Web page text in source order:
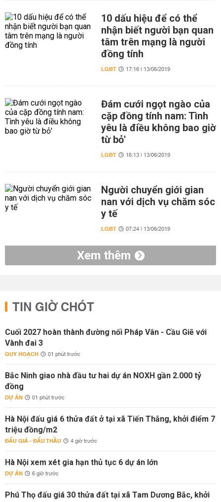
10 dấu hiệu để có thể
nhận biết người bạn quan
tâm trên mạng là người
đồng tính
LGBT 17:16 | 13/06/2019
Đám cưới ngọt ngào của
cặp đồng tính nam: Tình
yêu là điều không bao giờ
từ bỏ'
LGBT 16:13 | 13/06/2019
Người chuyển giới gian
nan với dịch vụ chăm sóc
y tế
LGBT 07:24 | 13/06/2019
Xem thêm
TIN GIỜ CHÓT
Cuối 2027 hoàn thành đường nối Pháp Vân - Cầu Giẽ với
Vành đai 3
QUY HOẠCH 01 phút trước
Bắc Ninh giao nhà đầu tư hai dự án NOXH gần 2.000 tỷ
đồng
DỰ ÁN 01 phút trước
Hà Nội đấu giá 6 thửa đất ở tại xã Tiến Thắng, khởi điểm 7
triệu đồng/m2
ĐẤU GIÁ - ĐẤU THẦU 4 giờ trước
Hà Nội xem xét gia hạn thủ tục 6 dự án lớn
DỰ ÁN 6 giờ trước
Phú Thọ đấu giá 30 thửa đất tại xã Tam Dương Bắc, khởi